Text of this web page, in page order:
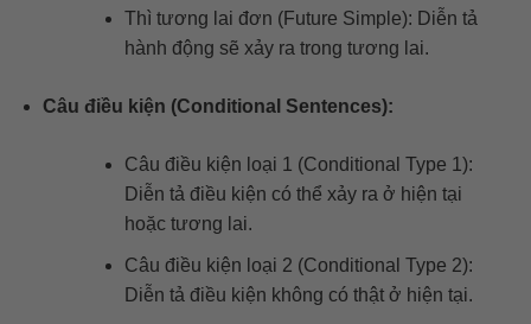
Thì tương lai đơn (Future Simple): Diễn tả
hành động sẽ xảy ra trong tương lai.
Câu điều kiện (Conditional Sentences):
Câu điều kiện loại 1 (Conditional Type 1):
Diễn tả điều kiện có thể xảy ra ở hiện tại
hoặc tương lai.
Câu điều kiện loại 2 (Conditional Type 2):
Diễn tả điều kiện không có thật ở hiện tại.